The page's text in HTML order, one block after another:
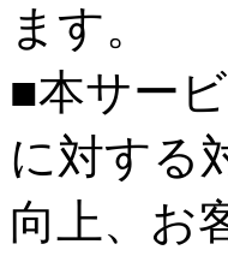
ます。
■本サー
に対する
向上、お